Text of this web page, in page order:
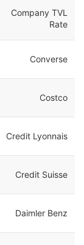
Company TVL
Rate
Converse
Costco
Credit Lyonnais
Credit Suisse
Daimler Benz